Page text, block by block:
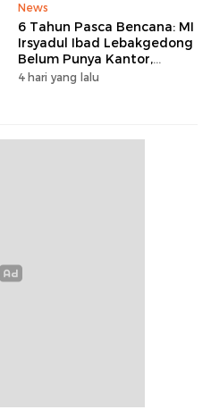
News
6 Tahun Pasca Bencana: MI
Irsyadul Ibad Lebakgedong
Belum Punya Kantor,
Belajar Tanpa Meja-Kursi
4 hari yang lalu